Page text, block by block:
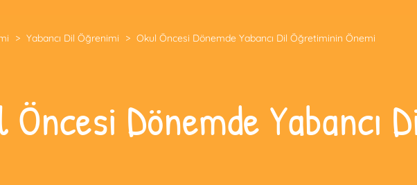
> Yabancı Dil Öğrenimi > Okul Öncesi Dönemde Yabancı Dil Öğretiminin Önemi
Öncesi Dönemde